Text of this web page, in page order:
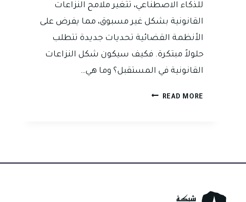
للذكاء الاصطناعي، تتغير ملامح النزاعات
القانونية بشكل غير مسبوق، مما يفرض على
الأنظمة القضائية تحديات جديدة تتطلب
حلولاً مبتكرة. فكيف سيكون شكل النزاعات
القانونية في المستقبل؟ وما هي…
READ MORE النزاعات